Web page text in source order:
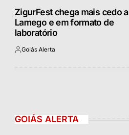
ZigurFest chega mais cedo a
Lamego e em formato de
laboratório
Postado
Goiás Alerta
GOIÁS ALERTA